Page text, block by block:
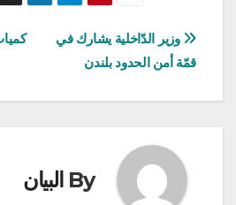
تصفّح
المقالات
وزير الدّاخلية يشارك في
قمّة أمن الحدود بلندن
By البيان